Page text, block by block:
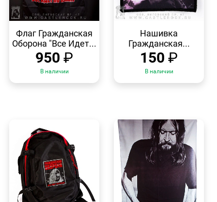
ПРОСМОТР
Флаг Гражданская
Оборона "Все Идет...
950 ₽
В наличии
ПРОСМОТР
Нашивка
Гражданская...
150 ₽
В наличии